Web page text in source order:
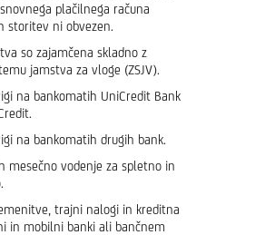
plačilnega računa
storitev ni obvezen.
so zajamčena skladno z
jamstva za vloge (ZSJV).
na bankomatih UniCredit Bank
na bankomatih drugih bank.
mesečno vodenje za spletno in
trajni nalogi in kreditna
in mobilni banki ali bančnem